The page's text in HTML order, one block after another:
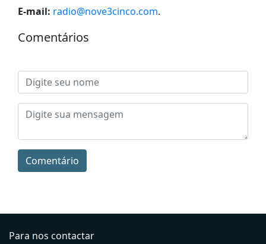
E-mail: radio@nove3cinco.com.
Comentários
Comentário
Para nos contactar